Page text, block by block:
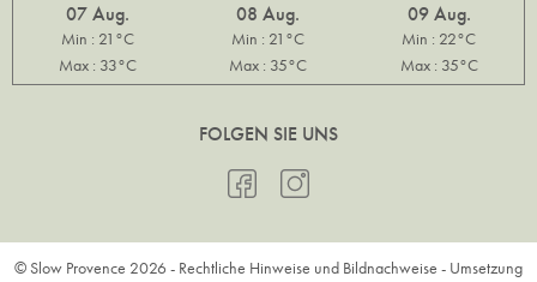
07 Aug.
Min : 21°C
Max : 33°C
08 Aug.
Min : 21°C
Max : 35°C
09 Aug.
Min : 22°C
Max : 35°C
FOLGEN SIE UNS
© Slow Provence 2026 - Rechtliche Hinweise und Bildnachweise - Umsetzung